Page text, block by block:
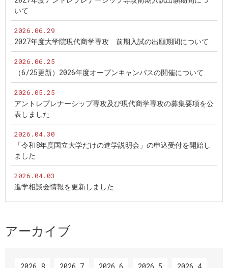
いて
2026.06.29
2027年度大学院現代商学専攻 前期入試の出願期間について
2026.06.25
（6/25更新）2026年度オープンキャンパスの開催について
2026.05.25
アントレプレナーシップ専攻及び現代商学専攻の募集要項を公
表しました
2026.04.30
「令和8年度国立大学だけの進学説明会」の申込受付を開始し
ました
2026.04.03
進学相談会情報を更新しました
アーカイブ